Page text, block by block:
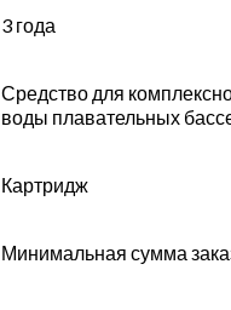
3 года
Средство для
воды плавательных
Картридж
Минимальная сумма